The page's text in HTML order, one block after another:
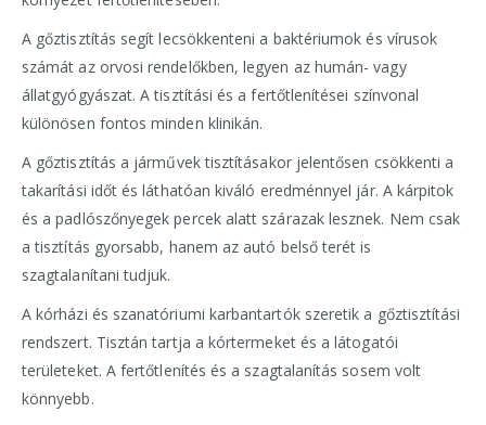
A gőztisztítás segít lecsökkenteni a baktériumok és vírusok
számát az orvosi rendelőkben, legyen az humán- vagy
állatgyógyászat. A tisztítási és a fertőtlenítései színvonal
különösen fontos minden klinikán.
A gőztisztítás a járművek tisztításakor jelentősen csökkenti a
takarítási időt és láthatóan kiváló eredménnyel jár. A kárpitok
és a padlószőnyegek percek alatt szárazak lesznek. Nem csak
a tisztítás gyorsabb, hanem az autó belső terét is
szagtalanítani tudjuk.
A kórházi és szanatóriumi karbantartók szeretik a gőztisztítási
rendszert. Tisztán tartja a kórtermeket és a látogatói
területeket. A fertőtlenítés és a szagtalanítás sosem volt
könnyebb.